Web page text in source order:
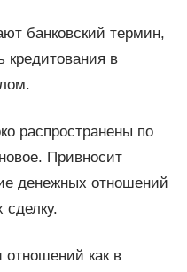
банковский термин,
кредитования в
распространены по
Привносит
денежных отношений
отношений как в